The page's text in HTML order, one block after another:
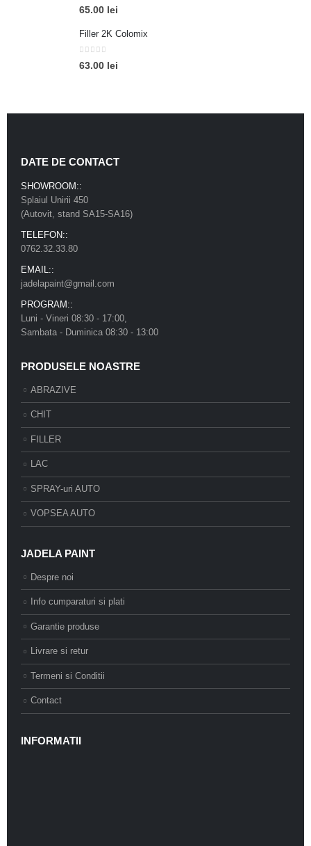
0 out of 5
65.00 lei
Filler 2K Colomix
0out of 5
63.00 lei
DATE DE CONTACT
SHOWROOM::
Splaiul Unirii 450
(Autovit, stand SA15-SA16)
TELEFON::
0762.32.33.80
EMAIL::
jadelapaint@gmail.com
PROGRAM::
Luni - Vineri 08:30 - 17:00,
Sambata - Duminica 08:30 - 13:00
PRODUSELE NOASTRE
ABRAZIVE
CHIT
FILLER
LAC
SPRAY-uri AUTO
VOPSEA AUTO
JADELA PAINT
Despre noi
Info cumparaturi si plati
Garantie produse
Livrare si retur
Termeni si Conditii
Contact
INFORMATII